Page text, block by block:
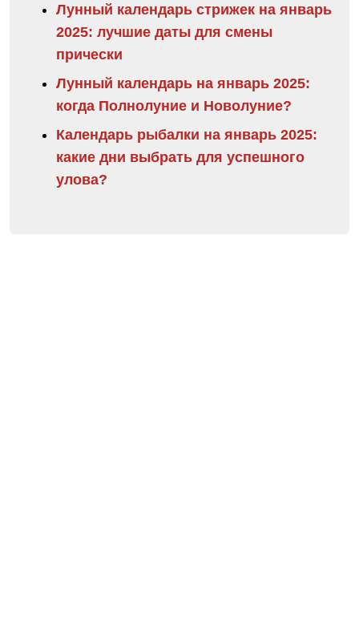
Лунный календарь стрижек на январь
2025: лучшие даты для смены
прически
Лунный календарь на январь 2025:
когда Полнолуние и Новолуние?
Календарь рыбалки на январь 2025:
какие дни выбрать для успешного
улова?